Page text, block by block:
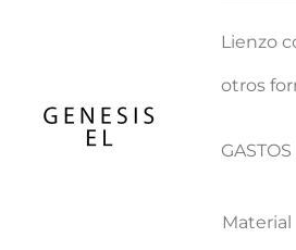
Lienzo
otros
Material